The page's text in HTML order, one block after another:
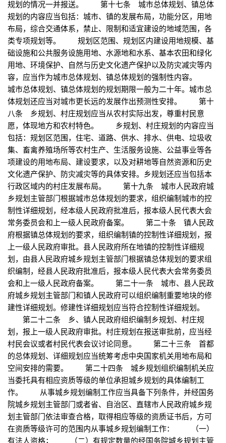
规划的情况一并报送。 第十七条 城市总体规划、镇总体
规划的内容应当包括：城市、镇的发展布局，功能分区，用地
布局，综合交通体系，禁止、限制和适宜建设的地域范围，各
类专项规划等。 规划区范围、规划区内建设用地规模、基
础设施和公共服务设施用地、水源地和水系、基本农田和绿化
用地、环境保护、自然与历史文化遗产保护以及防灾减灾等内
容，应当作为城市总体规划、镇总体规划的强制性内容。
城市总体规划、镇总体规划的规划期限一般为二十年。城市总
体规划还应当对城市更长远的发展作出预测性安排。 第十
八条 乡规划、村庄规划应当从农村实际出发，尊重村民意
愿，体现地方和农村特色。 乡规划、村庄规划的内容应当
包括：规划区范围，住宅、道路、供水、排水、供电、垃圾收
集、畜禽养殖场所等农村生产、生活服务设施、公益事业等各
项建设的用地布局、建设要求，以及对耕地等自然资源和历史
文化遗产保护、防灾减灾等的具体安排。乡规划还应当包括本
行政区域内的村庄发展布局。 第十九条 城市人民政府城
乡规划主管部门根据城市总体规划的要求，组织编制城市的控
制性详细规划，经本级人民政府批准后，报本级人民代表大会
常务委员会和上一级人民政府备案。 第二十条 镇人民政
府根据镇总体规划的要求，组织编制镇的控制性详细规划，报
上一级人民政府审批。县人民政府所在地镇的控制性详细规
划，由县人民政府城乡规划主管部门根据镇总体规划的要求组
织编制，经县人民政府批准后，报本级人民代表大会常务委员
会和上一级人民政府备案。 第二十一条 城市、县人民政
府城乡规划主管部门和镇人民政府可以组织编制重要地块的修
建性详细规划。修建性详细规划应当符合控制性详细规划。
第二十二条 乡、镇人民政府组织编制乡规划、村庄规
划，报上一级人民政府审批。村庄规划在报送审批前，应当经
村民会议或者村民代表会议讨论同意。 第二十三条 首都
的总体规划、详细规划应当统筹考虑中央国家机关用地布局和
空间安排的需要。 第二十四条 城乡规划组织编制机关应
当委托具有相应资质等级的单位承担城乡规划的具体编制工
作。 从事城乡规划编制工作应当具备下列条件，并经国务
院城乡规划主管部门或者省、自治区、直辖市人民政府城乡规
划主管部门依法审查合格，取得相应等级的资质证书后，方可
在资质等级许可的范围内从事城乡规划编制工作： （一）
有法人资格； （二）有规定数量的经国务院城乡规划主管